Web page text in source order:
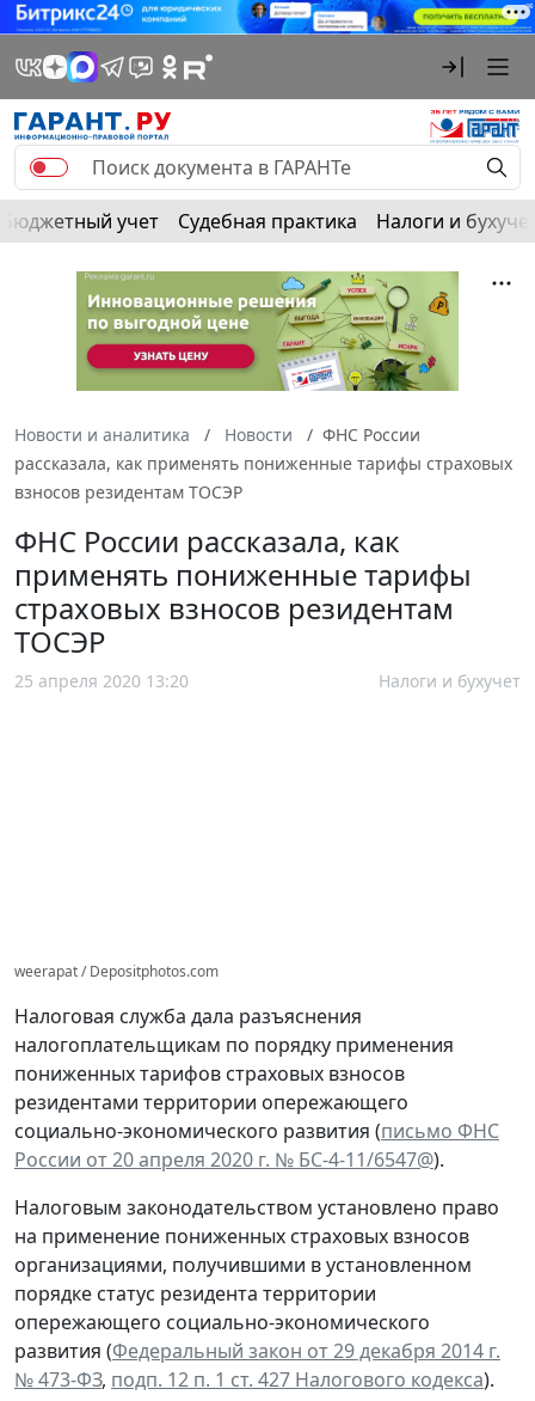
Бюджетный учет Судебная практика Налоги и
Новости и аналитика Новости
ФНС России
рассказала, как применять пониженные тарифы страховых
взносов резидентам ТОСЭР
ФНС России рассказала, как
применять пониженные тарифы
страховых взносов резидентам
ТОСЭР
25 апреля 2020 13:20 Налоги и бухучет
weerapat / Depositphotos.com
Налоговая служба дала разъяснения
налогоплательщикам по порядку применения
пониженных тарифов страховых взносов
резидентами территории опережающего
социально-экономического развития (письмо ФНС
России от 20 апреля 2020 г. № БС-4-11/6547@).
Налоговым законодательством установлено право
на применение пониженных страховых взносов
организациями, получившими в установленном
порядке статус резидента территории
опережающего социально-экономического
развития (Федеральный закон от 29 декабря 2014 г.
№ 473-ФЗ, подп. 12 п. 1 ст. 427 Налогового кодекса).